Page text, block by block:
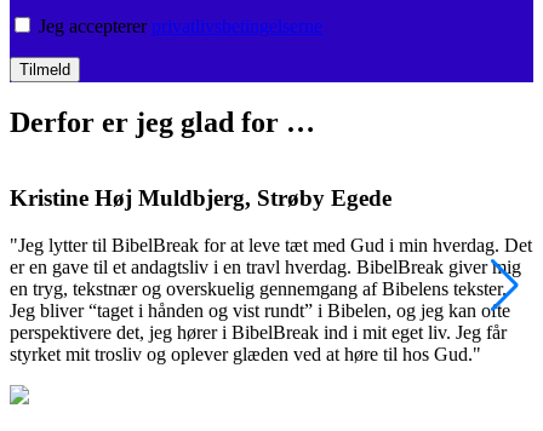
Jeg accepterer privatlivsbetingelserne
Derfor er jeg glad for …
Kristine Høj Muldbjerg, Strøby Egede
"Jeg lytter til BibelBreak for at leve tæt med Gud i min hverdag. Det
er en gave til et andagtsliv i en travl hverdag. BibelBreak giver mig
en tryg, tekstnær og overskuelig gennemgang af Bibelens tekster.
Jeg bliver “taget i hånden og vist rundt” i Bibelen, og jeg kan ofte
perspektivere det, jeg hører i BibelBreak ind i mit eget liv. Jeg får
styrket mit trosliv og oplever glæden ved at høre til hos Gud."